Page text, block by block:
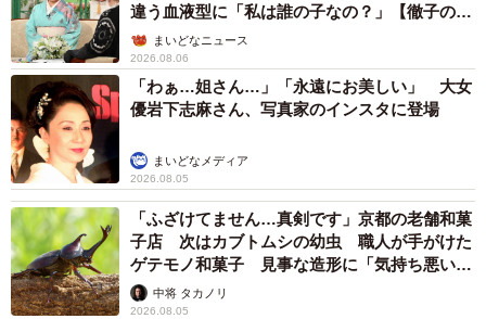
違う血液型に「私は誰の子なの？」【徹子の部
屋】まいどなニュース
2026.08.06
「わぁ…姐さん…」「永遠にお美しい」 大女
優岩下志麻さん、写真家のインスタに登場
まいどなメディア
2026.08.05
「ふざけてません…真剣です」京都の老舗和菓
子店 次はカブトムシの幼虫 職人が手がけた
ゲテモノ和菓子 見事な造形に「気持ち悪いく
らいリアル」
中将 タカノリ
2026.08.05